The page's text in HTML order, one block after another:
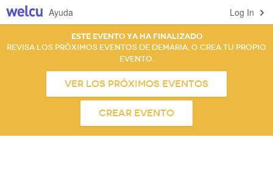
Log In
Ayuda
Este evento ya ha finalizado
Revisa los próximos eventos de Demaria, o crea tu propio
evento.
Ver los próximos eventos
Crear evento